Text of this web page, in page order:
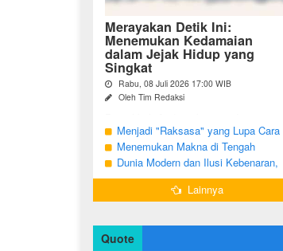
Merayakan Detik Ini:
Menemukan Kedamaian
dalam Jejak Hidup yang
Singkat
Rabu, 08 Juli 2026 17:00 WIB
Oleh Tim Redaksi
pagi, menatap cermin, dan menyadari
bahwa garis-garis halus di wajah bukan
sekadar tanda penuaan, melainkan ...
Menjadi "Raksasa" yang Lupa Cara
Jadi Manusia
Menemukan Makna di Tengah
Langkah yang Belum Selesai
Dunia Modern dan Ilusi Kebenaran,
Antara Kesadaran dan terjebak Tipu
Lainnya
Quote